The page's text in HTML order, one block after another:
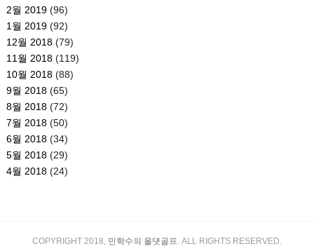
2월 2019(96)
1월 2019(92)
12월 2018(79)
11월 2018(119)
10월 2018(88)
9월 2018(65)
8월 2018(72)
7월 2018(50)
6월 2018(34)
5월 2018(29)
4월 2018(24)
COPYRIGHT 2018, 민학수의 올댓골프. ALL RIGHTS RESERVED.